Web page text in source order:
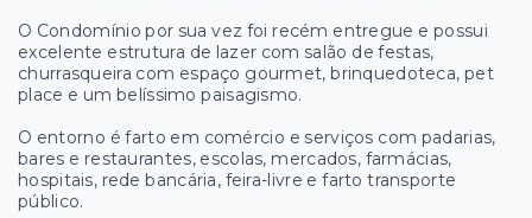
O Condomínio por sua vez foi recém entregue e possui
excelente estrutura de lazer com salão de festas,
churrasqueira com espaço gourmet, brinquedoteca, pet
place e um belíssimo paisagismo.
O entorno é farto em comércio e serviços com padarias,
bares e restaurantes, escolas, mercados, farmácias,
hospitais, rede bancária, feira-livre e farto transporte
público.